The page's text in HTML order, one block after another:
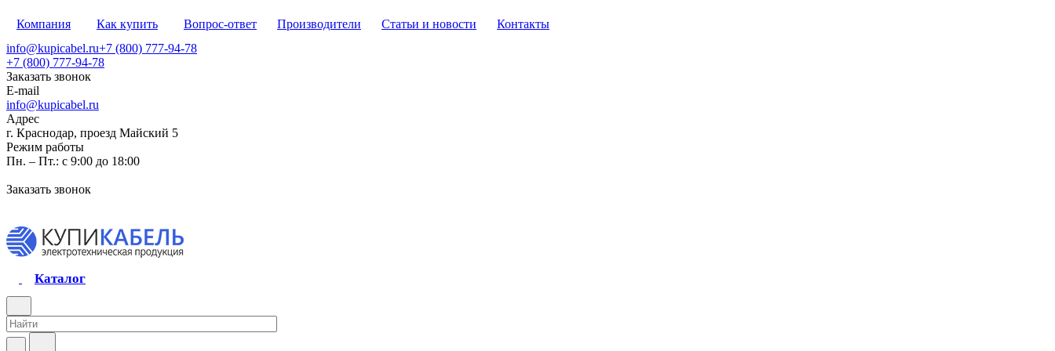
Компания Как купить Вопрос-ответ Производители Статьи и новости
Контакты
info@kupicabel.ru+7 (800) 777-94-78
+7 (800) 777-94-78
Заказать звонок
E-mail
info@kupicabel.ru
Адрес
г. Краснодар, проезд Майский 5
Режим работы
Пн. – Пт.: с 9:00 до 18:00
Заказать звонок
Каталог